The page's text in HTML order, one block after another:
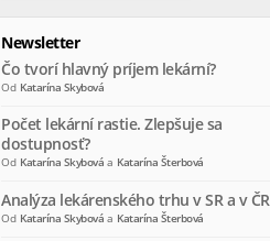
Newsletter
Čo tvorí hlavný príjem lekární?
Od Katarína Skybová
Počet lekární rastie. Zlepšuje sa
dostupnosť?
Od Katarína Skybová a Katarína Šterbová
Analýza lekárenského trhu v SR a v ČR
Od Katarína Skybová a Katarína Šterbová